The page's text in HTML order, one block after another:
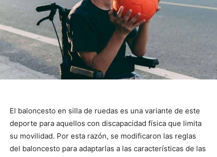
El baloncesto en silla de ruedas es una variante de este
deporte para aquellos con discapacidad física que limita
su movilidad. Por esta razón, se modificaron las reglas
del baloncesto para adaptarlas a las características de las